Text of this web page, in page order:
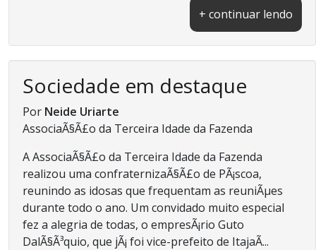
+ continuar lendo
Sociedade em destaque
Por Neide Uriarte
AssociaÃ§Ã£o da Terceira Idade da Fazenda
A AssociaÃ§Ã£o da Terceira Idade da Fazenda
realizou uma confraternizaÃ§Ã£o de PÃ¡scoa,
reunindo as idosas que frequentam as reuniÃµes
durante todo o ano. Um convidado muito especial
fez a alegria de todas, o empresÃ¡rio Guto
DalÃ§Ã³quio, que jÃ¡ foi vice-prefeito de ItajaÃ­...